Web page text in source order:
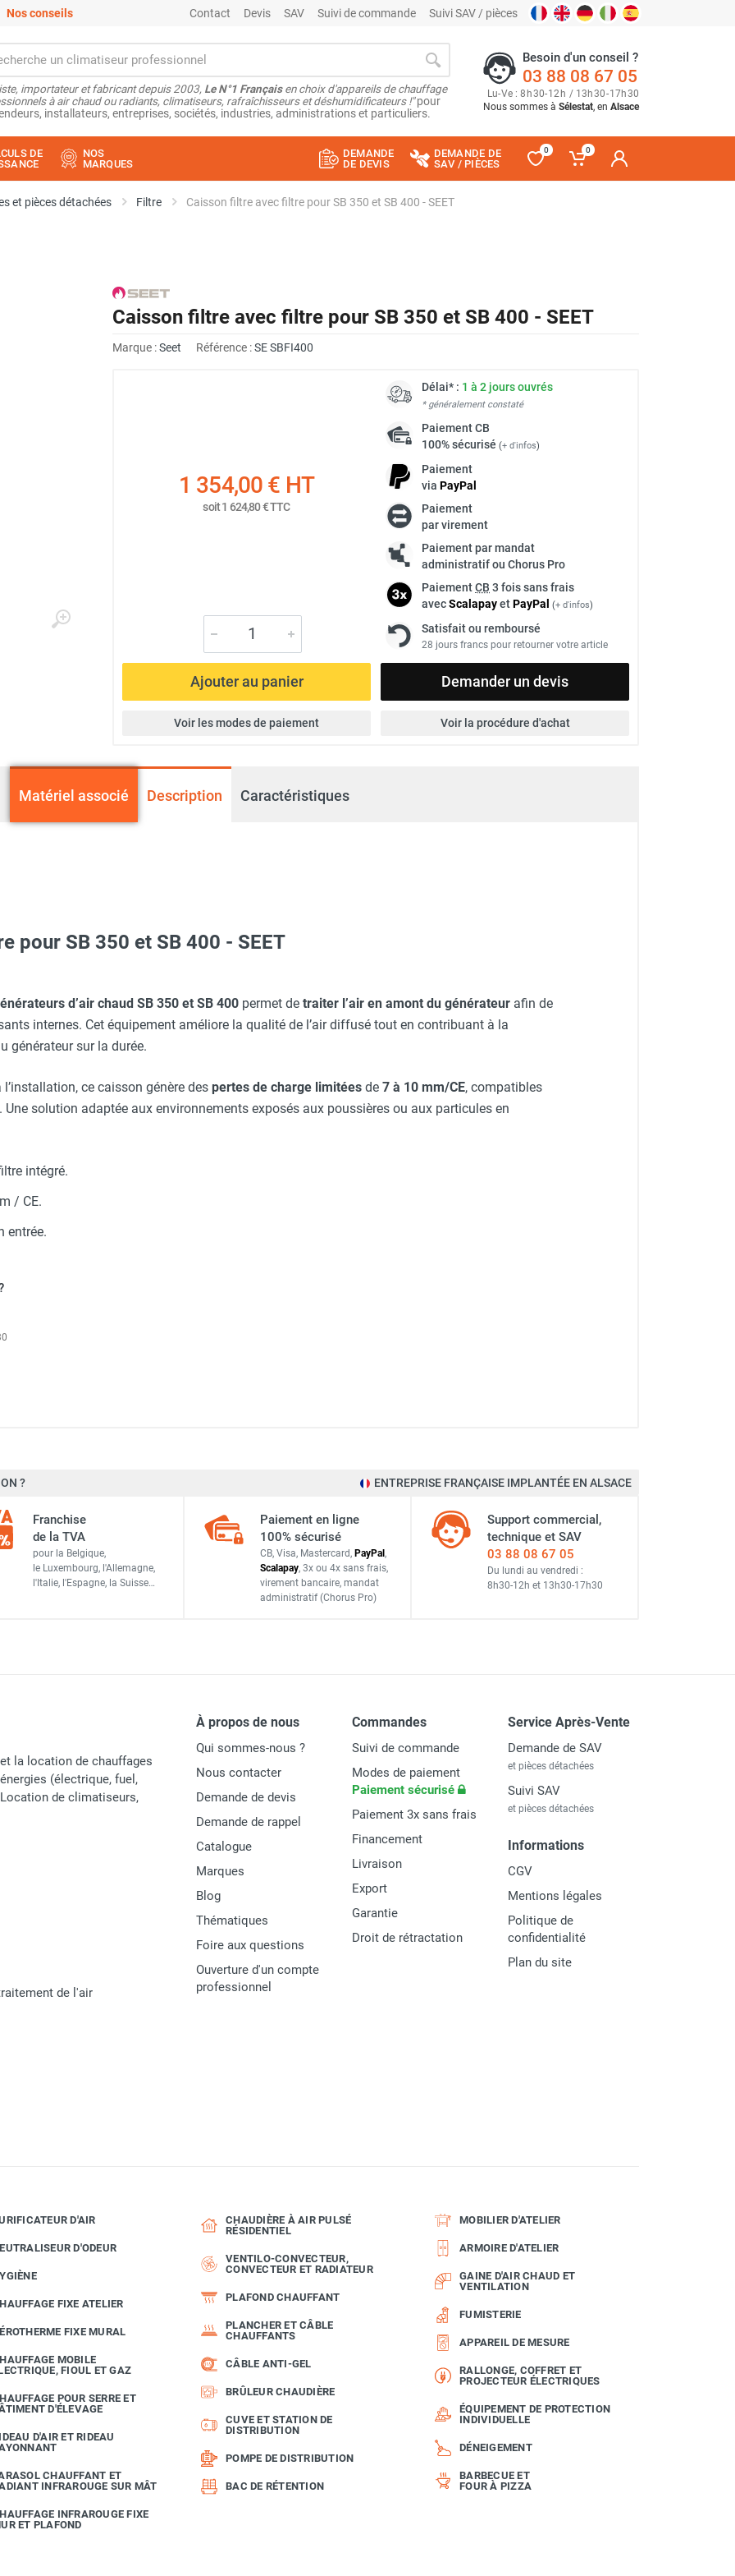
Nos conseils Contact Devis SAV Suivi de commande Suivi SAV / pièces
importateur et fabricant depuis 2003, Le N°1 Françaisen choix d'appareils de chauffage
à air chaud ou radiants, climatiseurs, rafraîchisseurs et déshumidificateurs !"pour
installateurs, entreprises, sociétés, industries, administrations et particuliers.
Besoin d'un conseil ?
03 88 08 67 05
Lu-Ve : 8h30-12h / 13h30-17h30
Nous sommes à Sélestat, en Alsace
DE
NOS
MARQUES
DEMANDE
DE DEVIS
DEMANDE DE
SAV / PIÈCES
0 0
et pièces détachées Filtre Caisson filtre avec filtre pour SB 350 et SB 400 - SEET
Caisson filtre avec filtre pour SB 350 et SB 400 - SEET
Marque :Seet Référence :SE SBFI400
1 354,00 € HT
soit1 624,80 €TTC
Délai* : 1 à 2 jours ouvrés
* généralement constaté
PaiementCB
100% sécurisé (+ d'infos)
Paiement
via PayPal
Paiement
par virement
Paiement par mandat
administratif ou Chorus Pro
PaiementCB 3 fois sans frais
avecScalapayetPayPal (+ d'infos)
Satisfait ou remboursé
28 jours francs pour retourner votre article
Ajouter au panier Demander un devis
Voir les modes de paiement Voir la procédure d'achat
Matériel associé Description Caractéristiques
SB 350 avec brûleur et plénum - SEET
naturel SB 400 avec brûleur et plénum - SEET
SB 400 avec brûleur et plénum - SEET
naturel SB 350 avec brûleur et plénum - SEET
pour SB 350 et SB 400 - SEET
d’air chaud SB 350 et SB 400 permet de traiter l’air en amont du générateur afin de
internes. Cet équipement améliore la qualité de l’air diffusé tout en contribuant à la
générateur sur la durée.
ce caisson génère des pertes de charge limitées de 7 à 10 mm/CE, compatibles
solution adaptée aux environnements exposés aux poussières ou aux particules en
intégré.
/ CE.
entrée.
SBFI400
Italie
ACCESSOIRES
? ENTREPRISE FRANÇAISE IMPLANTÉE EN ALSACE
Franchise
de la TVA
pour la Belgique,
le Luxembourg, l'Allemagne,
l'Italie, l'Espagne, la Suisse…
Paiement en ligne
100% sécurisé
CB, Visa, Mastercard, PayPal ,
Scalapay, 3x ou 4x sans frais,
virement bancaire, mandat
administratif (Chorus Pro)
Support commercial,
technique et SAV
03 88 08 67 05
Du lundi au vendredi :
8h30-12h et 13h30-17h30
la location de chauffages
(électrique, fuel,
de climatiseurs,
de l'air
À propos de nous
Qui sommes-nous ?
Nous contacter
Demande de devis
Demande de rappel
Catalogue
Marques
Blog
Thématiques
Foire aux questions
Ouverture d'un compte
professionnel
Commandes
Suivi de commande
Modes de paiement
Paiement sécurisé
Paiement 3x sans frais
Financement
Livraison
Export
Garantie
Droit de rétractation
Service Après-Vente
Demande de SAV
et pièces détachées
Suivi SAV
et pièces détachées
Informations
CGV
Mentions légales
Politique de
confidentialité
Plan du site
D'AIR
D'ODEUR
FIXE ATELIER
FIXE MURAL
MOBILE
FIOUL ET GAZ
POUR SERRE ET
D'ÉLEVAGE
D'AIR ET RIDEAU
CHAUFFANT ET
INFRAROUGE SUR MÂT
INFRAROUGE FIXE
ET PLAFOND
CHAUDIÈRE À AIR PULSÉ
RÉSIDENTIEL
VENTILO-CONVECTEUR,
CONVECTEUR ET RADIATEUR
PLAFOND CHAUFFANT
PLANCHER ET CÂBLE
CHAUFFANTS
CÂBLE ANTI-GEL
BRÛLEUR CHAUDIÈRE
CUVE ET STATION DE
DISTRIBUTION
POMPE DE DISTRIBUTION
BAC DE RÉTENTION
MOBILIER D'ATELIER
ARMOIRE D'ATELIER
GAINE D'AIR CHAUD ET
VENTILATION
FUMISTERIE
APPAREIL DE MESURE
RALLONGE, COFFRET ET
PROJECTEUR ÉLECTRIQUES
ÉQUIPEMENT DE PROTECTION
INDIVIDUELLE
DÉNEIGEMENT
BARBECUE ET
FOUR À PIZZA